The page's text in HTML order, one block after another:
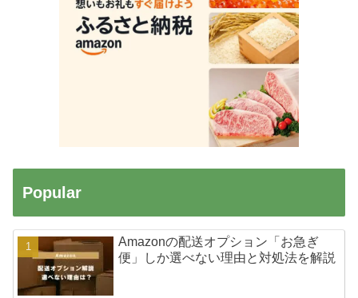
Popular
Amazonの配送オプション「お急ぎ
便」しか選べない理由と対処法を解説